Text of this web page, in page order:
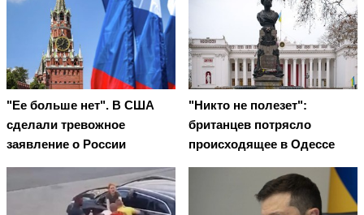
"Ее больше нет". В США
сделали тревожное
заявление о России
"Никто не полезет":
британцев потрясло
происходящее в Одессе